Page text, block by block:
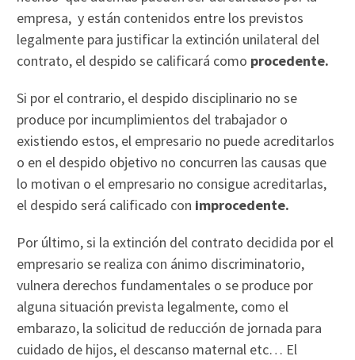
empresa, y están contenidos entre los previstos
legalmente para justificar la extinción unilateral del
contrato, el despido se calificará como procedente.
Si por el contrario, el despido disciplinario no se
produce por incumplimientos del trabajador o
existiendo estos, el empresario no puede acreditarlos
o en el despido objetivo no concurren las causas que
lo motivan o el empresario no consigue acreditarlas,
el despido será calificado con improcedente.
Por último, si la extinción del contrato decidida por el
empresario se realiza con ánimo discriminatorio,
vulnera derechos fundamentales o se produce por
alguna situación prevista legalmente, como el
embarazo, la solicitud de reducción de jornada para
cuidado de hijos, el descanso maternal etc… El